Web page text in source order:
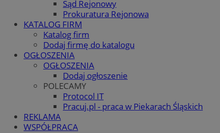
Sąd Rejonowy
Prokuratura Rejonowa
KATALOG FIRM
Katalog firm
Dodaj firmę do katalogu
OGŁOSZENIA
OGŁOSZENIA
Dodaj ogłoszenie
POLECAMY
Protocol IT
Pracuj.pl - praca w Piekarach Śląskich
REKLAMA
WSPÓŁPRACA